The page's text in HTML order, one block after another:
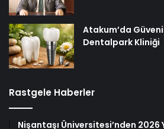
Atakum’da
Dentalpark Kliniği
Rastgele Haberler
Nişantaşı Üniversitesi’nden 2026